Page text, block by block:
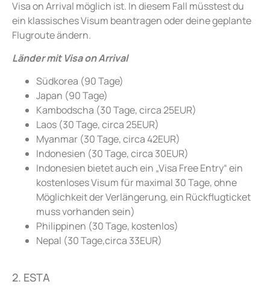
Visa on Arrival möglich ist. In diesem Fall müsstest du
ein klassisches Visum beantragen oder deine geplante
Flugroute ändern.
Länder mit Visa on Arrival
Südkorea (90 Tage)
Japan (90 Tage)
Kambodscha (30 Tage, circa 25EUR)
Laos (30 Tage, circa 25EUR)
Myanmar (30 Tage, circa 42EUR)
Indonesien (30 Tage, circa 30EUR)
Indonesien bietet auch ein „Visa Free Entry“ ein
kostenloses Visum für maximal 30 Tage, ohne
Möglichkeit der Verlängerung, ein Rückflugticket
muss vorhanden sein)
Philippinen (30 Tage, kostenlos)
Nepal (30 Tage,circa 33EUR)
2. ESTA